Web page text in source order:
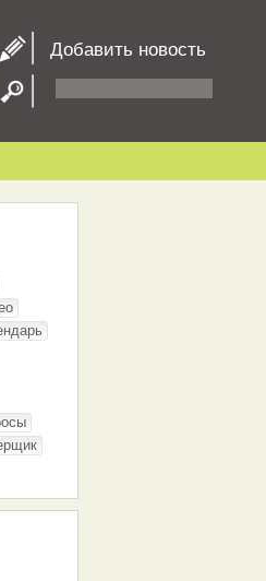
Добавить новость